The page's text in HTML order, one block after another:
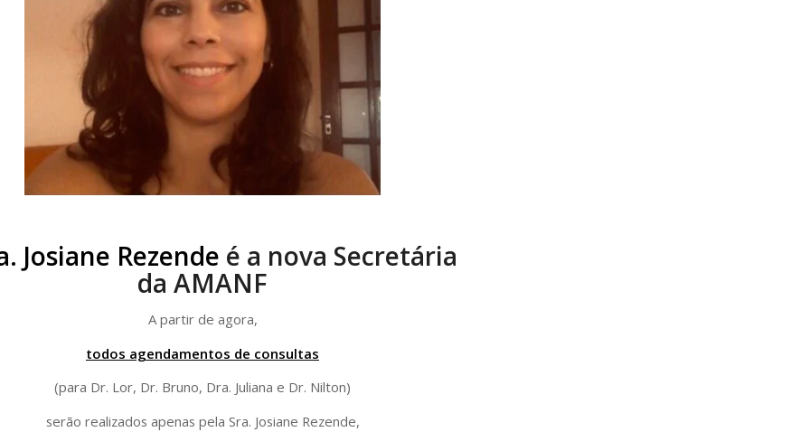
Josiane Rezende é a nova Secretária
da AMANF
A partir de agora,
todos agendamentos de consultas
(para Dr. Lor, Dr. Bruno, Dra. Juliana e Dr. Nilton)
serão realizados apenas pela Sra. Josiane Rezende,